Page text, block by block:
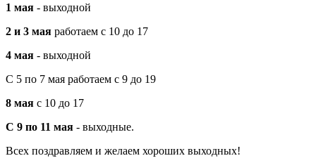
1 мая - выходной
2 и 3 мая работаем с 10 до 17
4 мая - выходной
С 5 по 7 мая работаем с 9 до 19
8 мая с 10 до 17
С 9 по 11 мая - выходные.
Всех поздравляем и желаем хороших выходных!